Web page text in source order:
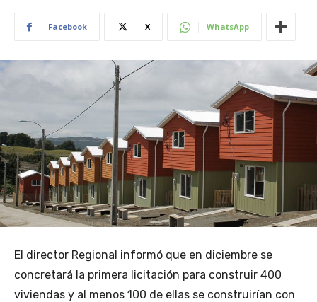
Facebook X WhatsApp
El director Regional informó que en diciembre se
concretará la primera licitación para construir 400
viviendas y al menos 100 de ellas se construirían con